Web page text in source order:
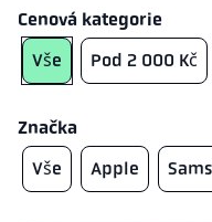
Cenová kategorie
Vše
Pod 2 000 Kč
Značka
Vše
Apple